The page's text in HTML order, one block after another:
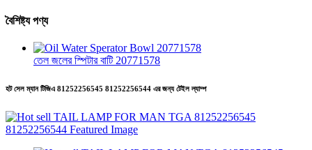
বৈশিষ্ট্য পণ্য
তেল জলের স্পিটার বাটি 20771578
হট সেল ম্যান টিজিএ 81252256545 81252256544 এর জন্য টেইল ল্যাম্প